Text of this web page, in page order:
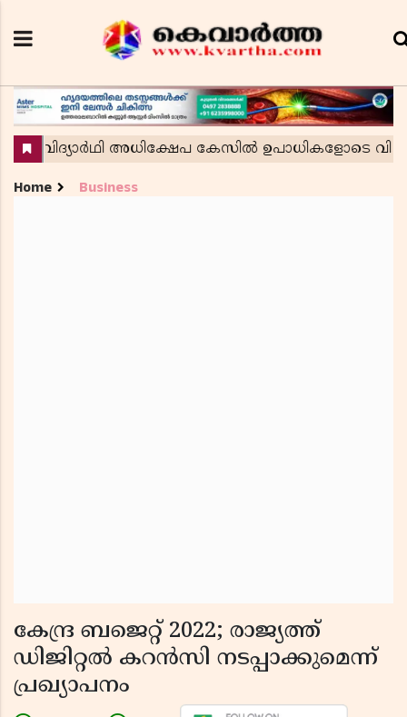
Home Business
കേന്ദ്ര ബജെറ്റ് 2022; രാജ്യത്ത്
ഡിജിറ്റല്‍ കറൻസി നടപ്പാക്കുമെന്ന്
പ്രഖ്യാപനം